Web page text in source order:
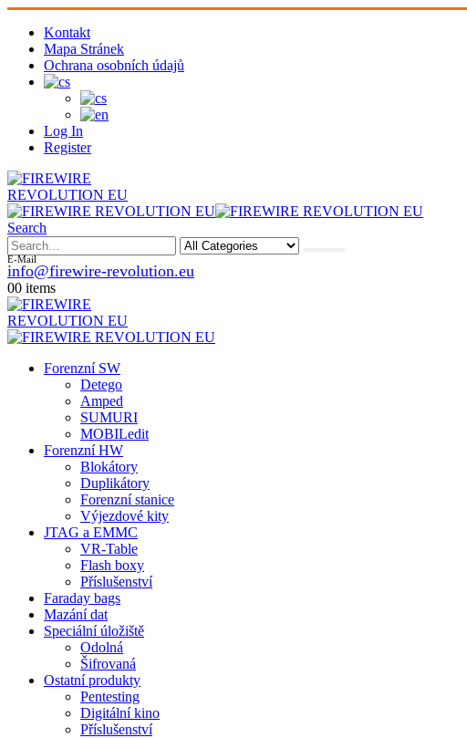
Kontakt
Mapa Stránek
Ochrana osobních údajů
Log In
Register
Search
E-Mail
info@firewire-revolution.eu
00 items
Forenzní SW
Detego
Amped
SUMURI
MOBILedit
Forenzní HW
Blokátory
Duplikátory
Forenzní stanice
Výjezdové kity
JTAG a EMMC
VR-Table
Flash boxy
Příslušenství
Faraday bags
Mazání dat
Speciální úložiště
Odolná
Šifrovaná
Ostatní produkty
Pentesting
Digitální kino
Příslušenství